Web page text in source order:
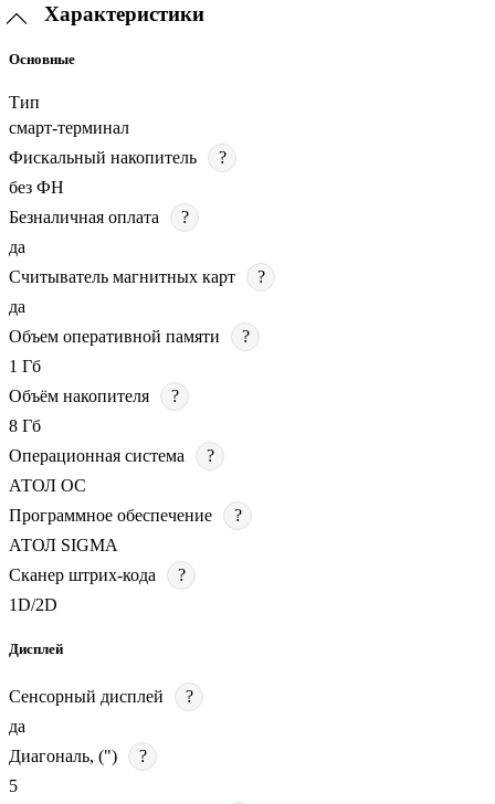
Характеристики
Основные
Тип
смарт-терминал
Фискальный накопитель
?
без ФН
Безналичная оплата
?
да
Считыватель магнитных карт
?
да
Объем оперативной памяти
?
1 Гб
Объём накопителя
?
8 Гб
Операционная система
?
АТОЛ ОС
Программное обеспечение
?
АТОЛ SIGMA
Сканер штрих-кода
?
1D/2D
Дисплей
Сенсорный дисплей
?
да
Диагональ, (")
?
5